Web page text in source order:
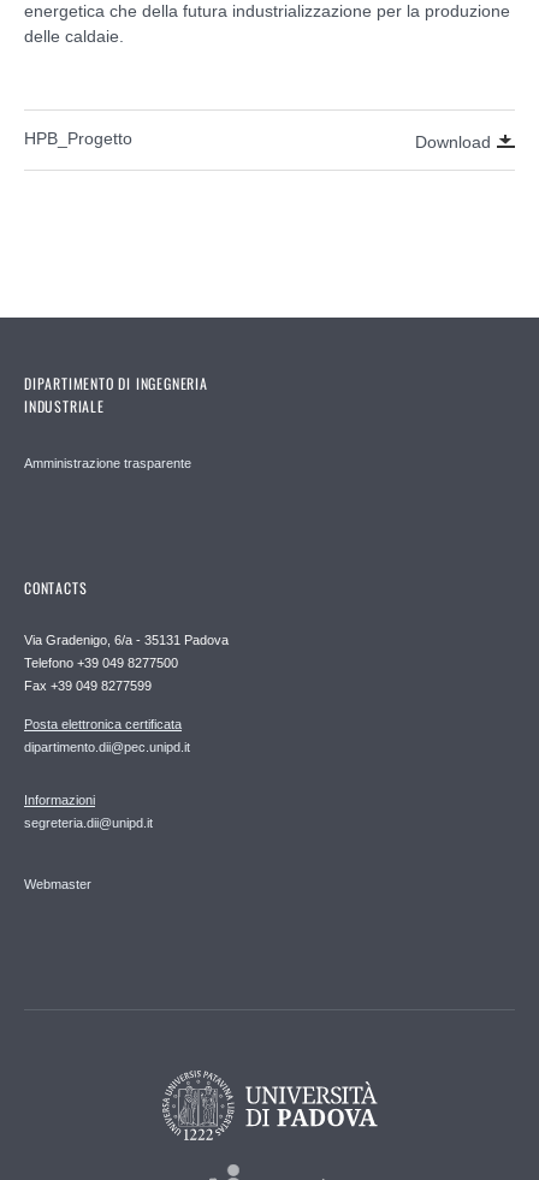
energetica che della futura industrializzazione per la produzione
delle caldaie.
HPB_Progetto Download
DIPARTIMENTO DI INGEGNERIA
INDUSTRIALE
Amministrazione trasparente
CONTACTS
Via Gradenigo, 6/a - 35131 Padova
Telefono +39 049 8277500
Fax +39 049 8277599
Posta elettronica certificata
dipartimento.dii@pec.unipd.it
Informazioni
segreteria.dii@unipd.it
Webmaster